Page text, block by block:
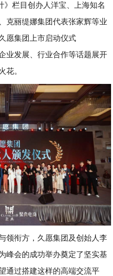
》栏目创办人洋宝、上海知名
克丽缇娜集团代表张家辉等业
愿集团上市启动仪式
业发展、行业合作等话题展开
花。
领衔方，久愿集团及创始人李
峰会的成功举办奠定了坚实基
通过搭建这样的高端交流平